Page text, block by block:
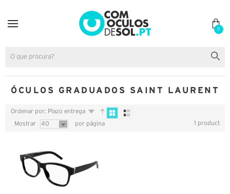
0
ÓCULOS GRADUADOS SAINT LAURENT
Ordenar por: Plazo entrega
Mostrar 40 por página 1 product